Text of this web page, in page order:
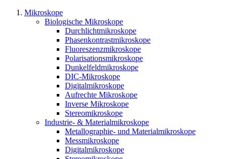
Mikroskope
Biologische Mikroskope
Durchlichtmikroskope
Phasenkontrastmikroskope
Fluoreszenzmikroskope
Polarisationsmikroskope
Dunkelfeldmikroskope
DIC-Mikroskope
Digitalmikroskope
Aufrechte Mikroskope
Inverse Mikroskope
Stereomikroskope
Industrie- & Materialmikroskope
Metallographie- und Materialmikroskope
Messmikroskope
Digitalmikroskope